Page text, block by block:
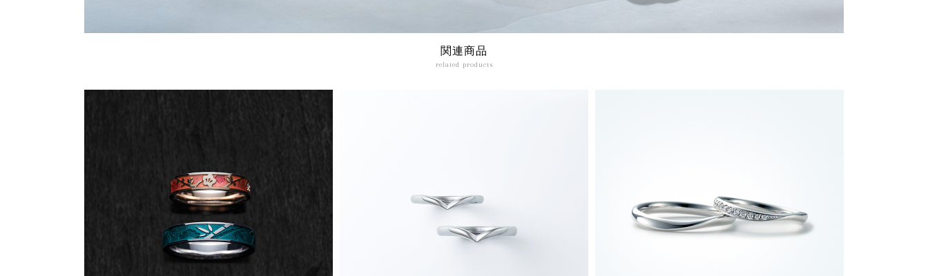
関連商品
related products